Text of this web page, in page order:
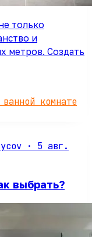
только
и
метров. Создать
комнате
· 5 авг.
выбрать?